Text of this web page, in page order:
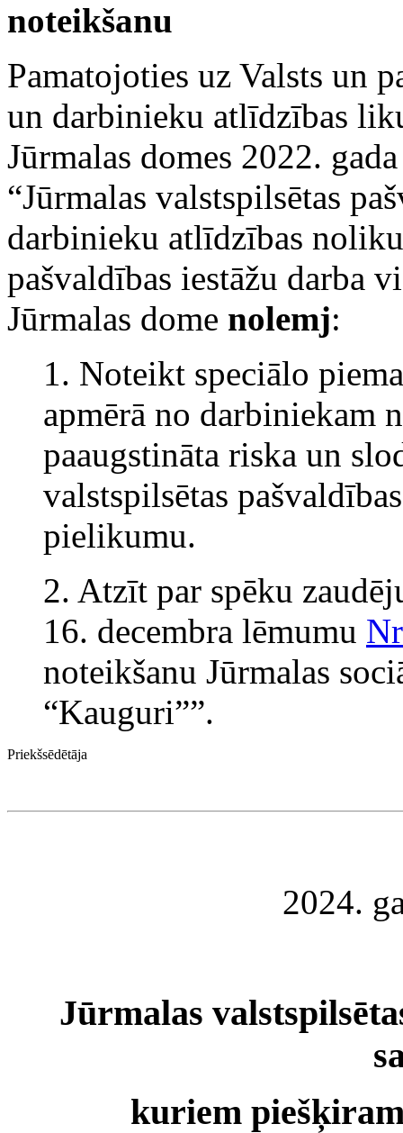
noteikšanu
Pamatojoties uz Valsts un
un darbinieku atlīdzības
Jūrmalas domes 2022.
“Jūrmalas valstspilsētas
darbinieku atlīdzības
pašvaldības iestāžu darba
Jūrmalas dome nolemj:
1. Noteikt speciālo
apmērā no darbiniekam
paaugstināta riska un
valstspilsētas
pielikumu.
2. Atzīt par spēku
16. decembra lēmumu
noteikšanu Jūrmalas
“Kauguri””.
Priekšsēdētāja
2024.
Jūrmalas
kuriem